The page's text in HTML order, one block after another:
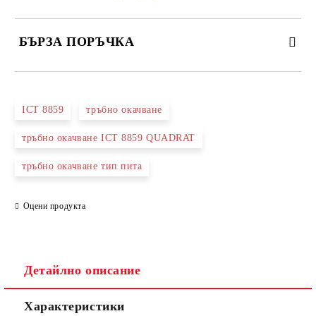
БЪРЗА ПОРЪЧКА
Ние ще се свържем с вас в рамките на работния ден.
ICT 8859 тръбно окачване
тръбно окачване ICT 8859 QUADRAT
тръбно окачване тип пита
Оцени продукта
Детайлно описание
Характеристики